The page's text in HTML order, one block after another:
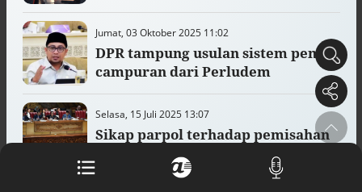
Jumat, 03 Oktober 2025 11:02
DPR tampung usulan sistem pemilu
campuran dari Perludem
Selasa, 15 Juli 2025 13:07
Sikap parpol terhadap pemisahan
pemilu ala MK
Mungkinkah duet Anies-Ahok terealisasi
di Pilpres 2029?
Alinea.id - Politik
Pemprov Sultra klarifikasi isu PT GKP,
imbau masyarakat hormati proses
hukum